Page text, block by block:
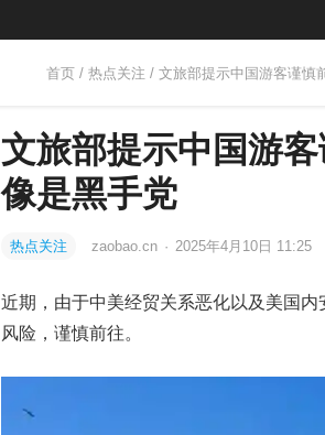
首页 / 热点关注 / 文旅部提示中国游客谨慎
文旅部提示中国游
像是黑手党
热点关注 zaobao.cn · 2025年4月10日 11:25
近期，由于中美经贸关系恶化以及美国
风险，谨慎前往。